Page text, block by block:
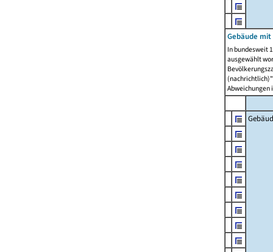
Gebäude
In bundesweit
ausgewählt
Abweichungen